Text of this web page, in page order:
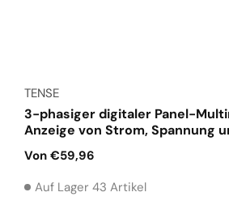
TENSE
3-phasiger digitaler Panel-
Anzeige von Strom, Spannung
Normaler
Von €59,96
Auf Lager 43 Artikel